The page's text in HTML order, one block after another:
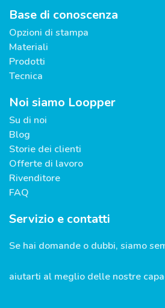
Base di conoscenza
Opzioni di stampa
Materiali
Prodotti
Tecnica
Noi siamo Loopper
Su di noi
Blog
Storie dei clienti
Offerte di lavoro
Rivenditore
FAQ
Servizio e contatti
Se hai domande o dubbi, siamo
aiutarti al meglio delle nostre